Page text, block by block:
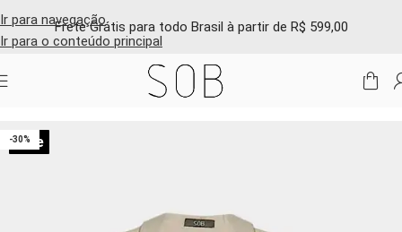
Ir para navegação
Ir para o conteúdo principal
Frete Grátis para todo Brasil à partir de R$ 599,00
Início Blusas e camisas
-30%
Sale